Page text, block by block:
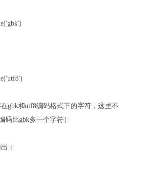
gbk和utf8编码格式下的字符，这里不
码比gbk多一个字符）
：